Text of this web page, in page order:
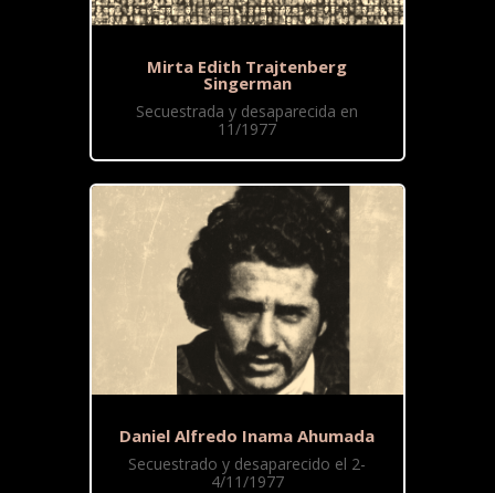
Mirta Edith Trajtenberg
Singerman
Secuestrada y desaparecida en
11/1977
Daniel Alfredo Inama Ahumada
Secuestrado y desaparecido el 2-
4/11/1977